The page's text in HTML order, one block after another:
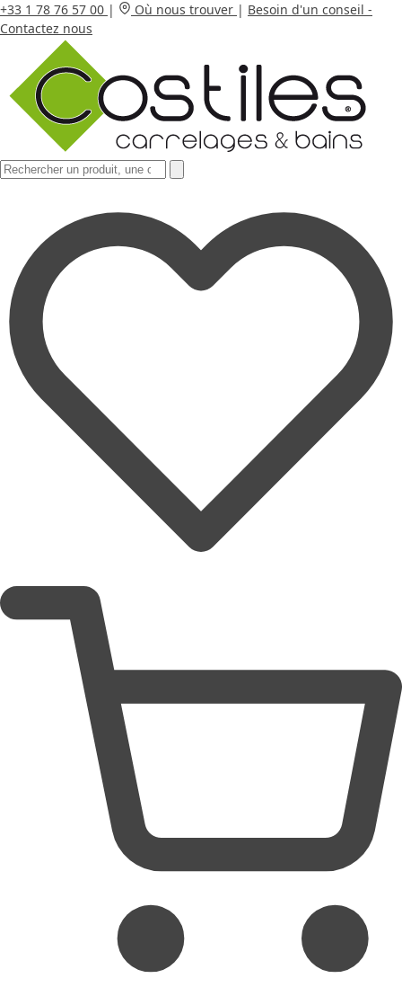
+33 1 78 76 57 00 | Où nous trouver | Besoin d'un conseil -
Contactez nous